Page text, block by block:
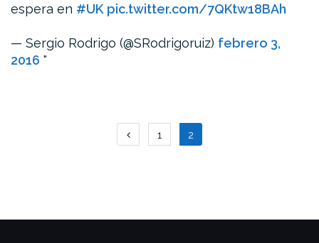
espera en #UK pic.twitter.com/7QKtw18BAh
— Sergio Rodrigo (@SRodrigoruiz) febrero 3,
2016
Paginación
1 2